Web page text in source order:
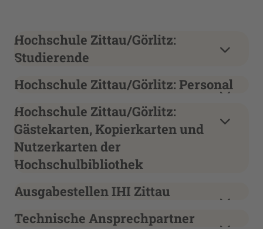
Hochschule Zittau/Görlitz:
Studierende
Hochschule Zittau/Görlitz: Personal
Hochschule Zittau/Görlitz:
Gästekarten, Kopierkarten und
Nutzerkarten der
Hochschulbibliothek
Ausgabestellen IHI Zittau
Technische Ansprechpartner